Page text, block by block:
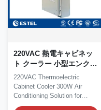
220VAC 熱電キャビネッ
ト クーラー 小型エンクロ
ージャ用 300W 空調ソリ
ューション
220VAC Thermoelectric
Cabinet Cooler 300W Air
Conditioning Solution for
Small Enclosure Product...